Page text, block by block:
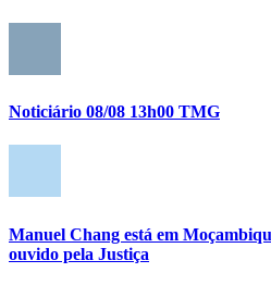
Noticiário 08/08 13h00 TMG
Manuel Chang está em
ouvido pela Justiça